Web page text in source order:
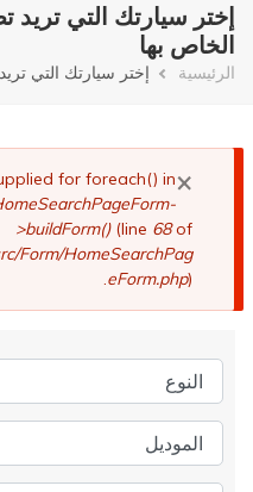
إختر سيارتك التي تريد
الخاص بها
مسار
الرئيسية إختر سيارتك التي
×
رسالة
الخطأ
for foreach() in
>buildForm()(line 68of
Form/HomeSearchPag
eForm.php).
النوع
الموديل